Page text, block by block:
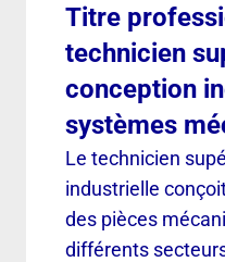
Titre
technicien
conception
systèmes
Le technicien
industrielle
des pièces
différents